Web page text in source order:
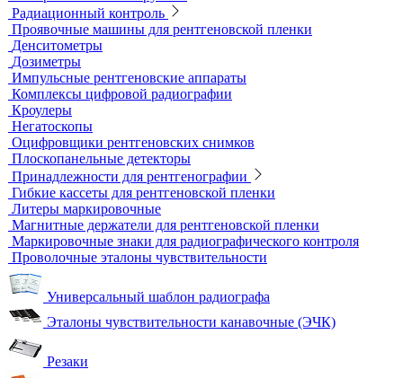
Принадлежности для визуального и измерительного
контроля
Рулетки измерительные
Секундомеры
Расходные материалы для визуального и
измерительного контроля
Динамометры
Измерительный инструмент
Радиационный контроль
Проявочные машины для рентгеновской пленки
Денситометры
Дозиметры
Импульсные рентгеновские аппараты
Комплексы цифровой радиографии
Кроулеры
Негатоскопы
Оцифровщики рентгеновских снимков
Плоскопанельные детекторы